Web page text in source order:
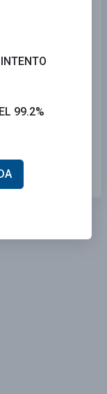
y vías
con cuidado.
ver si algo
razón.
99.2%